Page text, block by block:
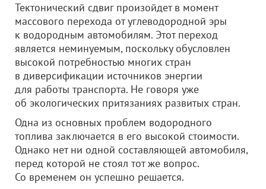
Тектонический сдвиг произойдет в момент
массового перехода от углеводородной эры
к водородным автомобилям. Этот переход
является неминуемым, поскольку обусловлен
высокой потребностью многих стран
в диверсификации источников энергии
для работы транспорта. Не говоря уже
об экологических притязаниях развитых стран.
Одна из основных проблем водородного
топлива заключается в его высокой стоимости.
Однако нет ни одной составляющей автомобиля,
перед которой не стоял тот же вопрос.
Со временем он успешно решается.